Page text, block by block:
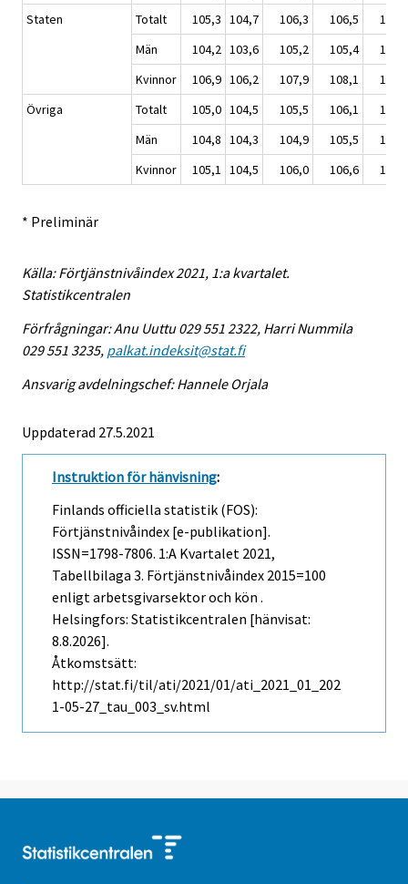
Staten
Totalt 105,3 104,7 106,3 106,5
107,4
Män
104,2 103,6 105,2 105,4
106,4
Kvinnor
106,9 106,2 107,9 108,1
109,0
Övriga
Totalt 105,0 104,5 105,5 106,1
106,6
Män
104,8 104,3 104,9 105,5
105,8
Kvinnor
105,1 104,5 106,0 106,6 107,2
* Preliminär
Källa: Förtjänstnivåindex 2021, 1:a kvartalet.
Statistikcentralen
Förfrågningar: Anu Uuttu 029 551 2322, Harri Nummila
029 551 3235, palkat.indeksit@stat.fi
Ansvarig avdelningschef: Hannele Orjala
Uppdaterad 27.5.2021
Instruktion för hänvisning:
Finlands officiella statistik (FOS):
Förtjänstnivåindex [e-publikation].
ISSN=1798-7806. 1:a Kvartalet 2021,
Tabellbilaga 3. Förtjänstnivåindex 2015=100
enligt arbetsgivarsektor och kön .
Helsingfors: Statistikcentralen [hänvisat:
8.8.2026].
Åtkomstsätt:
http://stat.fi/til/ati/2021/01/ati_2021_01_202
1-05-27_tau_003_sv.html